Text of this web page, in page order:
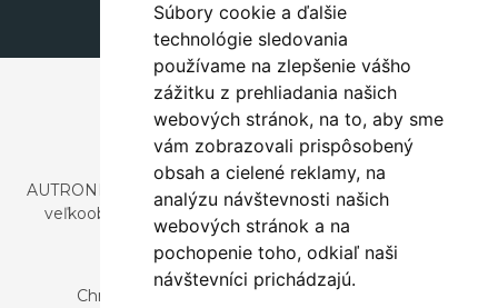
Súbory cookie a ďalšie
technológie sledovania
používame na zlepšenie vášho
zážitku z prehliadania našich
webových stránok, na to, aby sme
vám zobrazovali prispôsobený
obsah a cielené reklamy, na
analýzu návštevnosti našich
webových stránok a na
pochopenie toho, odkiaľ naši
návštevníci prichádzajú.
AUTRONIC, s.r.o. je spoločnosť zaoberajúca sa dovozom a
veľkoobchodným predajom dizajnového aj štýlového
nábytku a dekorácií.
Česká republika
Chrustenice 270, 267 12 Loděnice u Berouna